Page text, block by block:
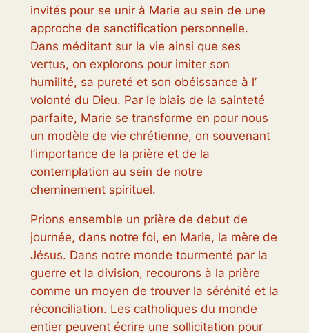
invités pour se unir à Marie au sein de une
approche de sanctification personnelle.
Dans méditant sur la vie ainsi que ses
vertus, on explorons pour imiter son
humilité, sa pureté et son obéissance à l’
volonté du Dieu. Par le biais de la sainteté
parfaite, Marie se transforme en pour nous
un modèle de vie chrétienne, on souvenant
l’importance de la prière et de la
contemplation au sein de notre
cheminement spirituel.
Prions ensemble un prière de debut de
journée, dans notre foi, en Marie, la mère de
Jésus. Dans notre monde tourmenté par la
guerre et la division, recourons à la prière
comme un moyen de trouver la sérénité et la
réconciliation. Les catholiques du monde
entier peuvent écrire une sollicitation pour